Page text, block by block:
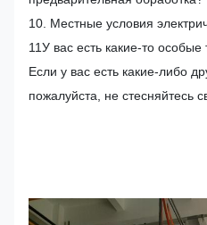
10. Местные условия
11У вас есть какие-то особые
Если у вас есть какие-либо
пожалуйста, не стесняйтесь